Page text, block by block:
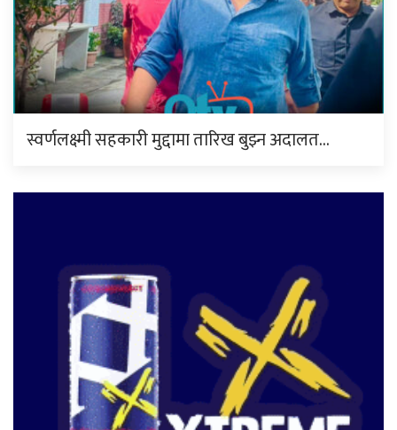
स्वर्णलक्ष्मी सहकारी मुद्दामा तारिख बुझ्न अदालत…